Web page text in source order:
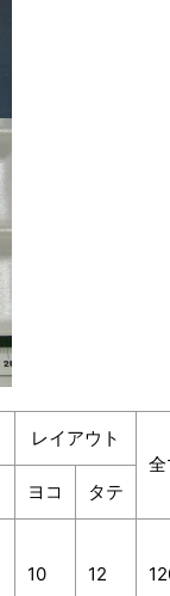
レイアウト
ヨコ タテ
10 12